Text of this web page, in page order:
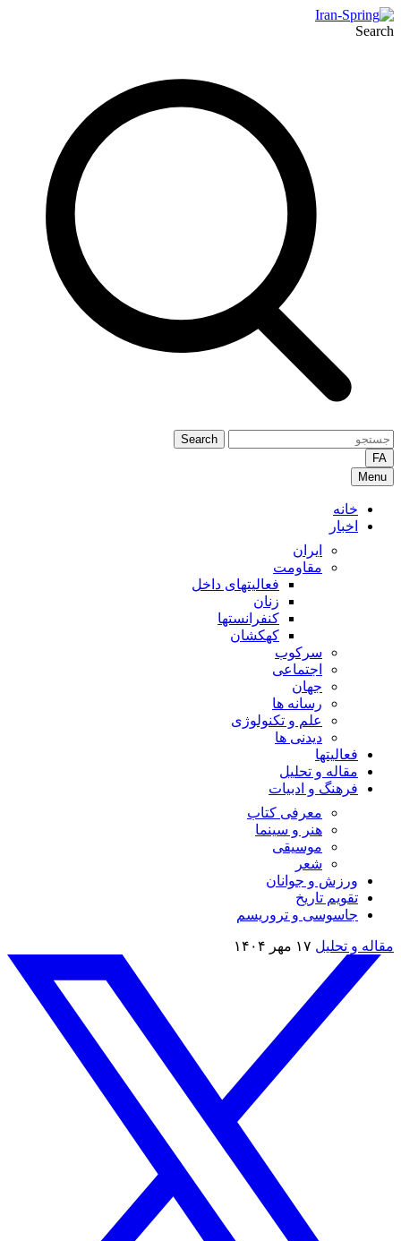
Search
Search
FA
Menu
خانه
اخبار
ایران
مقاومت
فعالیتهای داخل
زنان
کنفرانستها
کهکشان
سرکوب
اجتماعی
جهان
رسانه ها
علم و تکنولوژی
دیدنی ها
فعالیتها
مقاله و تحلیل
فرهنگ و ادبیات
معرفی کتاب
هنر و سینما
موسیقی
شعر
ورزش و جوانان
تقویم تاريخ
جاسوسی و تروریسم
مقاله و تحلیل ۱۷ مهر ۱۴۰۴